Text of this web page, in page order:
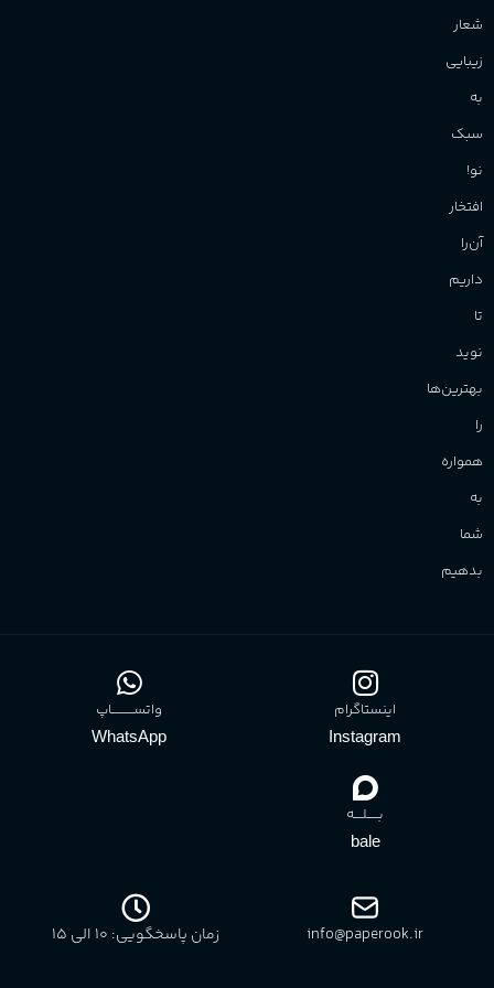
شعار
زیبایی
به
سبک
نو!
افتخار
آن‌را
داریم
تا
نوید
بهترین‌ها
را
همواره
به
شما
بدهیم
اینستاگرام
Instagram
واتســــــــــاپ
WhatsApp
بـــــلــــه
bale
info@paperook.ir زمان پاسخگویی: 10 الی ۱5